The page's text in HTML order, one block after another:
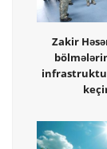
Zakir